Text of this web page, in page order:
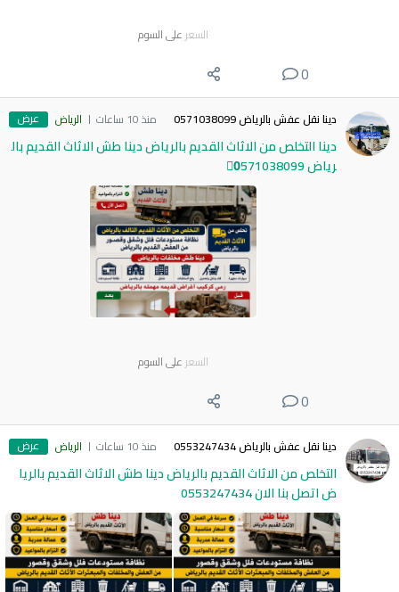
السعر على السوم
0
دينا نقل عفش بالرياض 0571038099 منذ 10 ساعات الرياض عرض
دينا التخلص من الاثاث القديم بالرياض دينا طش الاثاث القديم بال
رياض 0َ571038099
السعر على السوم
0
دينا نقل عفش بالرياض 0553247434 منذ 10 ساعات الرياض عرض
التخلص من الاثاث القديم بالرياض دينا طش الاثاث القديم بالريا
ض اتصل بنا الان 0553247434